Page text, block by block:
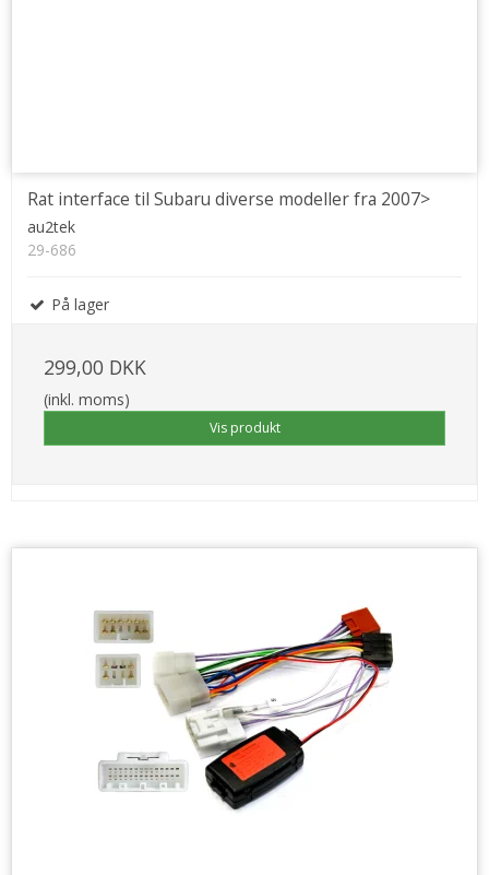
Rat interface til Subaru diverse modeller fra 2007>
au2tek
29-686
På lager
299,00 DKK
(inkl. moms)
Vis produkt